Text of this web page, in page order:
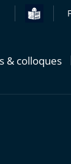
& colloques